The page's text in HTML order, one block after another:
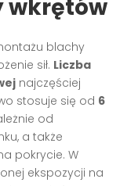
wkrętów
blachy
sił. Liczba
najczęściej
stosuje się od 6
od
a także
pokrycie. W
ekspozycji na